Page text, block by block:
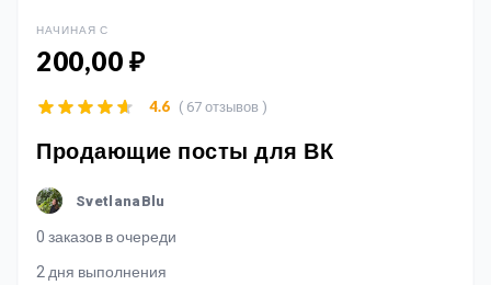
НАЧИНАЯ С
200,00 ₽
Продающие посты для ВК
SvetlanaBlu
0 заказов в очереди
2 дня выполнения
4.6 ( 67 отзывов )